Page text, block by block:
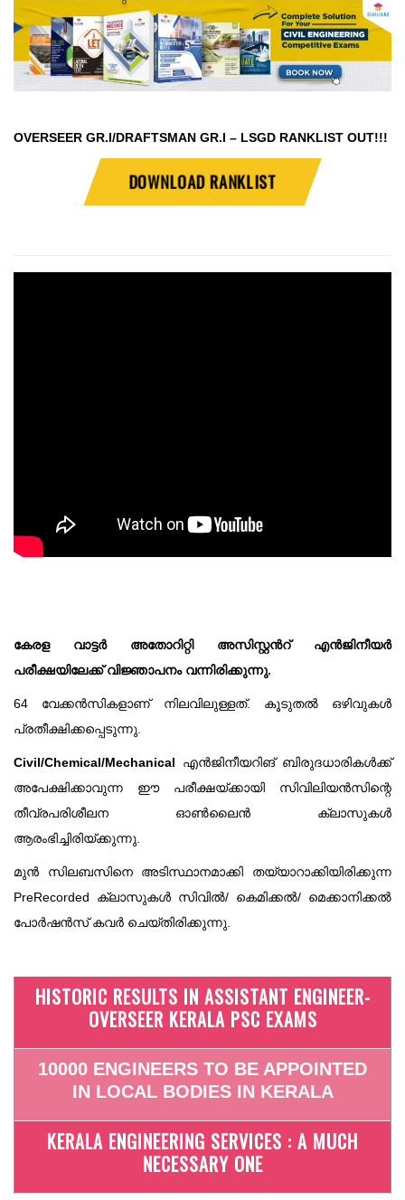
OVERSEER GR.I/DRAFTSMAN GR.I – LSGD RANKLIST OUT!!!
DOWNLOAD RANKLIST
കേരള വാട്ടർ അതോറിറ്റി അസിസ്റ്റൻറ് എൻജിനീയർ
പരീക്ഷയിലേക്ക് വിജ്ഞാപനം വന്നിരിക്കുന്നു.
64 വേക്കൻസികളാണ് നിലവിലുള്ളത്. കൂടുതൽ ഒഴിവുകൾ
പ്രതീക്ഷിക്കപ്പെടുന്നു.
Civil/Chemical/Mechanical എൻജിനീയറിങ് ബിരുദധാരികൾക്ക്
അപേക്ഷിക്കാവുന്ന ഈ പരീക്ഷയ്ക്കായി സിവിലിയൻസിന്റെ
തീവ്രപരിശീലന ഓൺലൈൻ ക്ലാസുകൾ
ആരംഭിച്ചിരിയ്ക്കുന്നു.
മുൻ സിലബസിനെ അടിസ്ഥാനമാക്കി തയ്യാറാക്കിയിരിക്കുന്ന
PreRecorded ക്ലാസുകൾ സിവിൽ/ കെമിക്കൽ/ മെക്കാനിക്കൽ
പോർഷൻസ് കവർ ചെയ്തിരിക്കുന്നു.
HISTORIC RESULTS IN ASSISTANT ENGINEER-
OVERSEER KERALA PSC EXAMS
10000 ENGINEERS TO BE APPOINTED
IN LOCAL BODIES IN KERALA
KERALA ENGINEERING SERVICES : A MUCH
NECESSARY ONE